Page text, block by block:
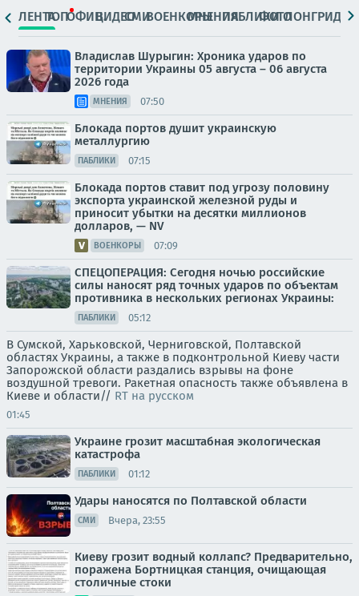
ЛЕНТАТОПОФИЦ.ВИДЕОСМИВОЕНКОРЫМНЕНИЯПАБЛИКИ
ФОТОЛОНГРИДЫ
Владислав Шурыгин: Хроника ударов по
территории Украины 05 августа – 06 августа
2026 года
МНЕНИЯ 07:50
Блокада портов душит украинскую
металлургию
ПАБЛИКИ 07:15
Блокада портов ставит под угрозу половину
экспорта украинской железной руды и
приносит убытки на десятки миллионов
долларов, — NV
ВОЕНКОРЫ 07:09
СПЕЦОПЕРАЦИЯ: Сегодня ночью российские
силы наносят ряд точных ударов по объектам
противника в нескольких регионах Украины:
ПАБЛИКИ 05:12
В Сумской, Харьковской, Черниговской, Полтавской
областях Украины, а также в подконтрольной Киеву части
Запорожской области раздались взрывы на фоне
воздушной тревоги. Ракетная опасность также объявлена в
Киеве и области// RT на русском
01:45
Украине грозит масштабная экологическая
катастрофа
ПАБЛИКИ 01:12
Удары наносятся по Полтавской области
СМИ Вчера, 23:55
Киеву грозит водный коллапс? Предварительно,
поражена Бортницкая станция, очищающая
столичные стоки